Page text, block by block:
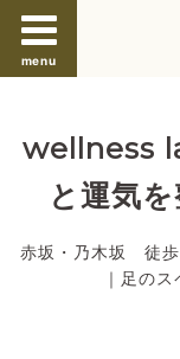
menu
wellness
と運気
赤坂・乃木坂 徒歩
｜足の